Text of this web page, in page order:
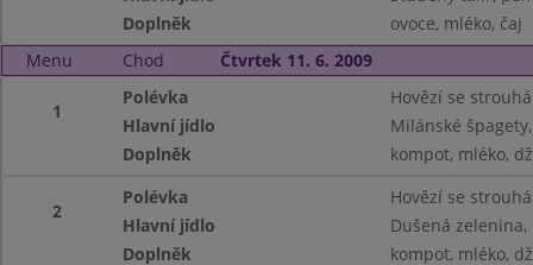
Doplněk
ovoce, mléko, čaj
Menu
Chod Čtvrtek 11. 6. 2009
1
Polévka
Hovězí se
Hlavní jídlo
Milánské
Doplněk
kompot, mléko,
2
Polévka
Hovězí se
Hlavní jídlo
Dušená
Doplněk
kompot, mléko,